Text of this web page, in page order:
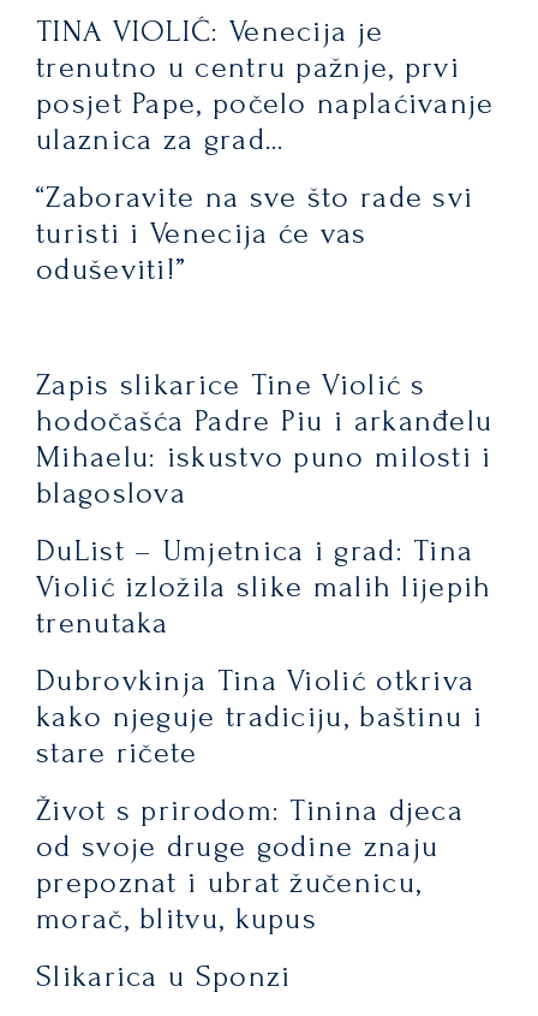
TINA VIOLIĆ: Venecija je
trenutno u centru pažnje, prvi
posjet Pape, počelo naplaćivanje
ulaznica za grad…
“Zaboravite na sve što rade svi
turisti i Venecija će vas
oduševiti!”
Zapis slikarice Tine Violić s
hodočašća Padre Piu i arkanđelu
Mihaelu: iskustvo puno milosti i
blagoslova
DuList – Umjetnica i grad: Tina
Violić izložila slike malih lijepih
trenutaka
Dubrovkinja Tina Violić otkriva
kako njeguje tradiciju, baštinu i
stare ričete
Život s prirodom: Tinina djeca
od svoje druge godine znaju
prepoznat i ubrat žučenicu,
morač, blitvu, kupus
Slikarica u Sponzi